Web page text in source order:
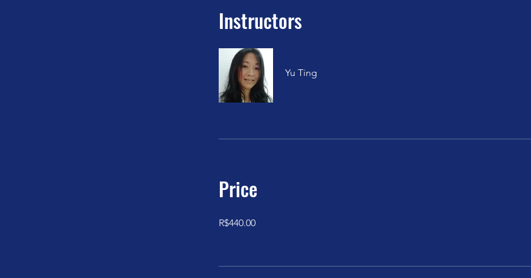
Instructors
Yu Ting
Price
R$440.00